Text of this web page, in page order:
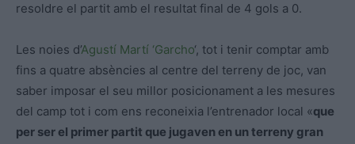
resoldre el partit amb el resultat final de 4 gols a 0.
Les noies d’Agustí Martí ‘Garcho‘, tot i tenir comptar amb
fins a quatre absències al centre del terreny de joc, van
saber imposar el seu millor posicionament a les mesures
del camp tot i com ens reconeixia l’entrenador local «que
per ser el primer partit que jugaven en un terreny gran